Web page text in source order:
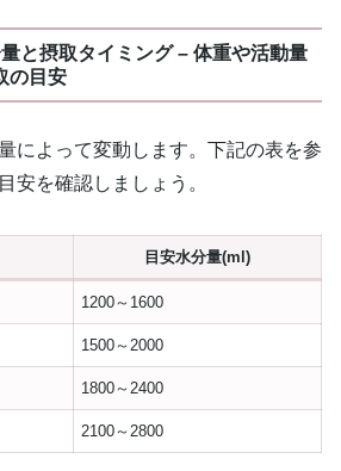
と摂取タイミング – 体重や活動量
の目安
によって変動します。下記の表を参
安を確認しましょう。
目安水分量(ml)
1200～1600
1500～2000
1800～2400
2100～2800